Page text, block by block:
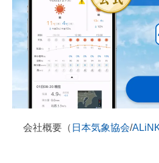
会社概要（ 日本気象協会/